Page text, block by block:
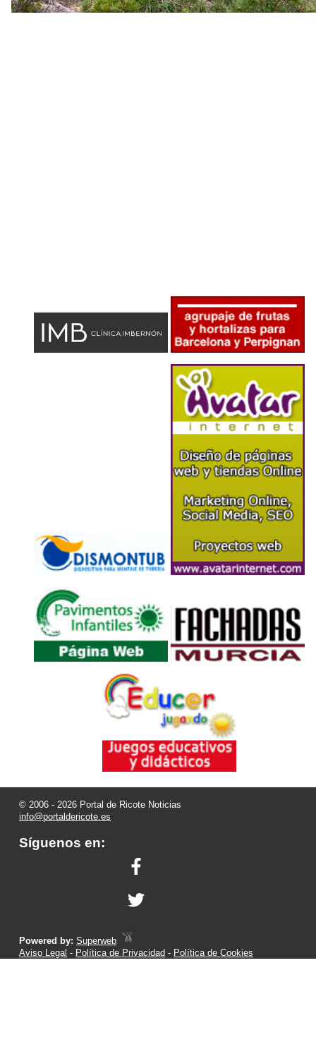
© 2006 - 2026 Portal de Ricote Noticias
info@portaldericote.es
Síguenos en:
Powered by:Superweb
Aviso Legal - Política de Privacidad - Política de Cookies